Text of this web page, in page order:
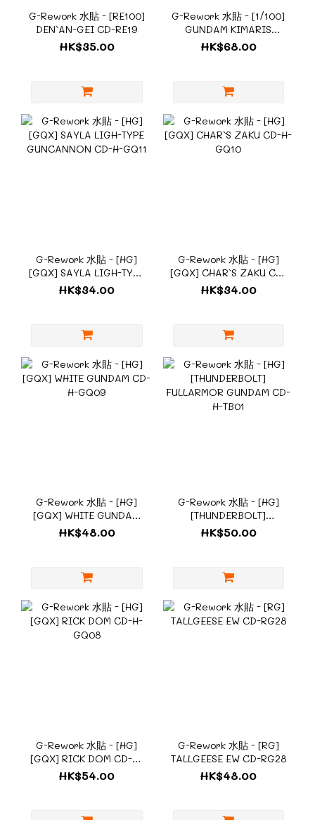
G-Rework 水貼 - [RE100]
DEN`AN-GEI CD-RE19
HK$35.00
G-Rework 水貼 - [1/100]
GUNDAM KIMARIS
TROOPER CD-IB109
HK$68.00
G-Rework 水貼 - [HG]
[GQX] SAYLA LIGH-TYPE
GUNCANNON CD-H-
GQ11
HK$34.00
G-Rework 水貼 - [HG]
[GQX] CHAR`S ZAKU CD-
H-GQ10
HK$34.00
G-Rework 水貼 - [HG]
[GQX] WHITE GUNDAM
CD-H-GQ09
HK$48.00
G-Rework 水貼 - [HG]
[THUNDERBOLT]
FULLARMOR GUNDAM
CD-H-TB01
HK$50.00
G-Rework 水貼 - [HG]
[GQX] RICK DOM CD-H-
GQ08
HK$54.00
G-Rework 水貼 - [RG]
TALLGEESE EW CD-RG28
HK$48.00